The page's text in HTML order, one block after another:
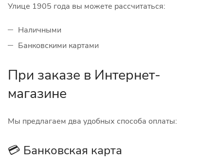
Улице 1905 года вы можете рассчитаться:
Наличными
Банковскими картами
При заказе в Интернет-
магазине
Мы предлагаем два удобных способа оплаты:
💳 Банковская карта